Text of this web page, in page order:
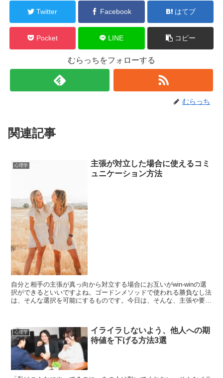
Twitter Facebook はてブ
Pocket LINE コピー
むらっちをフォローする
むらっち
関連記事
心理学
主張が対立した場合に使えるコミ
ュニケーション方法
自分と相手の主張が真っ向から対立する場合にお互いがwin-winの選
択ができるといいですよね。ゴードンメソッドで使われる勝負なし法
は、そんな選択を可能にするものです。今日は、そんな、主張や要望
心理学
イライラしないよう、他人への期
待値を下げる方法3選